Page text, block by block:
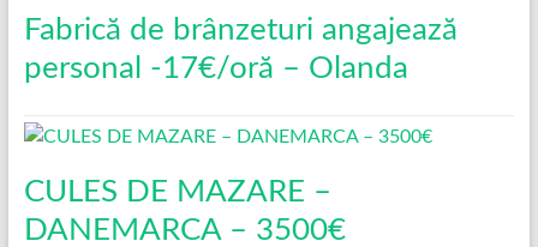
Fabrică de brânzeturi angajează
personal -17€/oră – Olanda
CULES DE MAZARE –
DANEMARCA – 3500€